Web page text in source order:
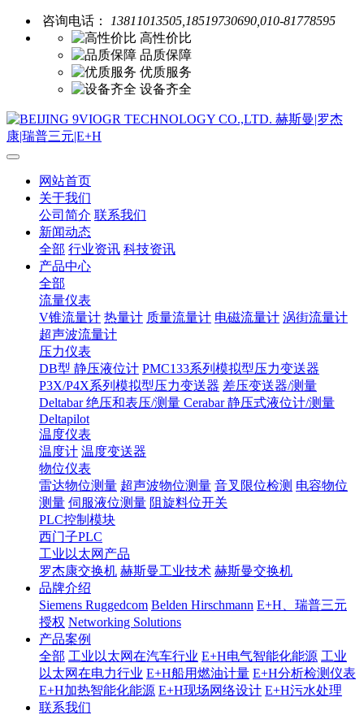
咨询电话：
13811013505,18519730690,010-81778595
高性价比
品质保障
优质服务
设备齐全
网站首页
关于我们
公司简介 联系我们
新闻动态
全部 行业资讯 科技资讯
产品中心
全部
流量仪表
V锥流量计 热量计 质量流量计 电磁流量计 涡街流量计
超声波流量计
压力仪表
DB型 静压液位计 PMC133系列模拟型压力变送器
P3X/P4X系列模拟型压力变送器 差压变送器/测量
Deltabar绝压和表压/测量 Cerabar静压式液位计/测量
Deltapilot
温度仪表
温度计 温度变送器
物位仪表
雷达物位测量 超声波物位测量 音叉限位检测 电容物位
测量 伺服液位测量 阻旋料位开关
PLC控制模块
西门子PLC
工业以太网产品
罗杰康交换机 赫斯曼工业技术 赫斯曼交换机
品牌介绍
Siemens Ruggedcom Belden Hirschmann E+H、瑞普三元
授权 Networking Solutions
产品案例
全部 工业以太网在汽车行业 E+H电气智能化能源 工业
以太网在电力行业 E+H船用燃油计量 E+H分析检测仪表
E+H加热智能化能源 E+H现场网络设计 E+H污水处理
联系我们